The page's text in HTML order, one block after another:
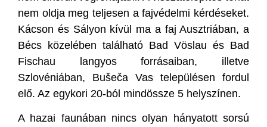
nem oldja meg teljesen a fajvédelmi kérdéseket.
Kácson és Sályon kívül ma a faj Ausztriában, a
Bécs közelében található Bad Vöslau és Bad
Fischau langyos forrásaiban, illetve
Szlovéniában, Bušeča Vas településen fordul
elő. Az egykori 20-ból mindössze 5 helyszínen.
A hazai faunában nincs olyan hányatott sorsú